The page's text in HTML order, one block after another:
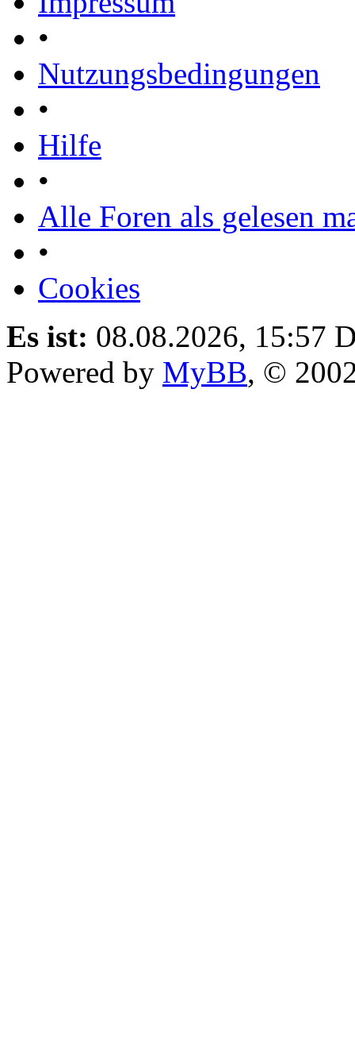
•
Nutzungsbedingungen
•
Hilfe
•
Alle Foren als gelesen
•
Cookies
Es ist: 08.08.2026, 15:57
Powered by MyBB, ©